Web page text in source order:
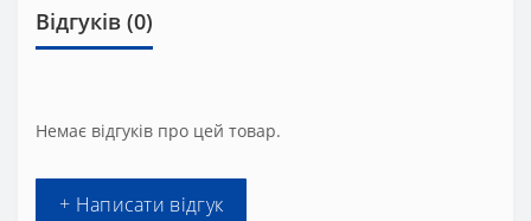
Відгуків (0)
Немає відгуків про цей товар.
+ Написати відгук